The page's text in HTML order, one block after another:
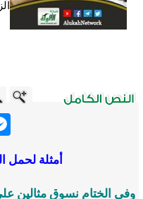
أمثلة لحمل
وفي الختام نسوق مثالين